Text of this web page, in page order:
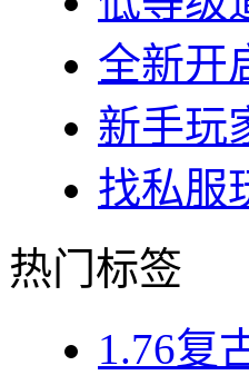
全新开
新手玩
找私服
热门标签
1.76复